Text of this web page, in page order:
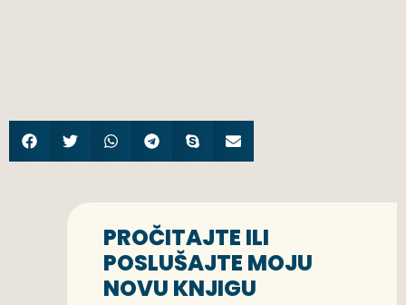
PROČITAJTE ILI
POSLUŠAJTE MOJU
NOVU KNJIGU